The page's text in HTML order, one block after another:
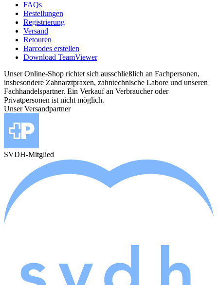
FAQs
Bestellungen
Registrierung
Versand
Retouren
Barcodes erstellen
Download TeamViewer
Unser Online-Shop richtet sich ausschließlich an Fachpersonen,
insbesondere Zahnarztpraxen, zahntechnische Labore und unseren
Fachhandelspartner. Ein Verkauf an Verbraucher oder
Privatpersonen ist nicht möglich.
Unser Versandpartner
SVDH-Mitglied